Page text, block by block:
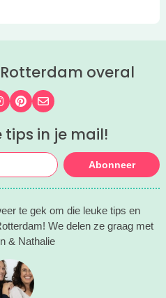
overal
op Facebook
ons op Instagram
Volg ons op Pinterest
Mail ons
in je mail!
Abonneer
te gek om die leuke tips en
We delen ze graag met
& Nathalie